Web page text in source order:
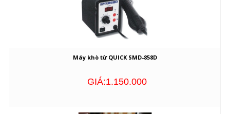
Máy khò từ QUICK SMD-858D
GIÁ:1.150.000